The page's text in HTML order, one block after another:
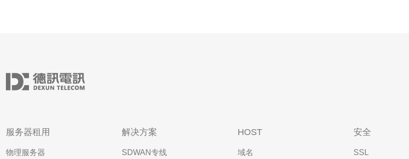
服务器租用
物理服务器
解决方案
SDWAN专线
HOST
域名
安全
SSL